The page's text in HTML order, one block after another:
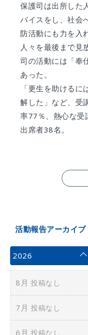
保護司は出所した
バイスをし、社会
防活動にも力を入
人々を最後まで見
司の活動には「奉
あった。
「更生を助ける
解した」など、受
率77％、熱心な受
出席者38名。
活動報告アーカイブ
2026
8月 投稿なし
7月 投稿なし
6月 投稿なし